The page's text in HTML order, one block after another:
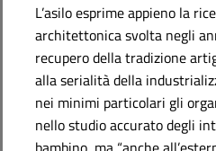
L’asilo esprime appieno la
architettonica svolta negli
recupero della tradizione
alla serialità della
nei minimi particolari gli
nello studio accurato degli